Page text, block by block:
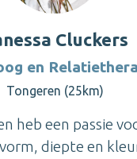
Cluckers
en
Tongeren (25km)
heb een passie
diepte en